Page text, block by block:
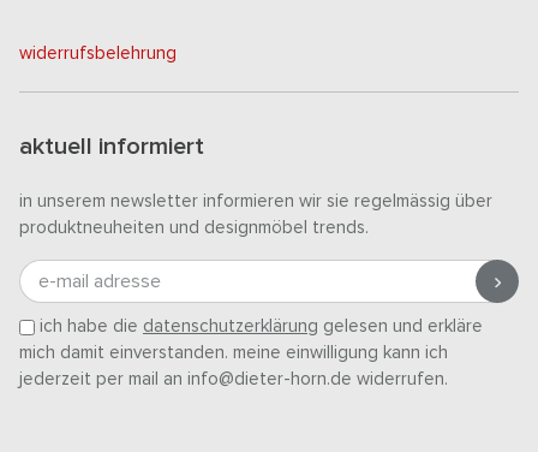
widerrufsbelehrung
aktuell informiert
in unserem newsletter informieren wir sie regelmässig über
produktneuheiten und designmöbel trends.
e-mail adresse
ich habe die datenschutzerklärung gelesen und erkläre
mich damit einverstanden. meine einwilligung kann ich
jederzeit per mail an info@dieter-horn.de widerrufen.